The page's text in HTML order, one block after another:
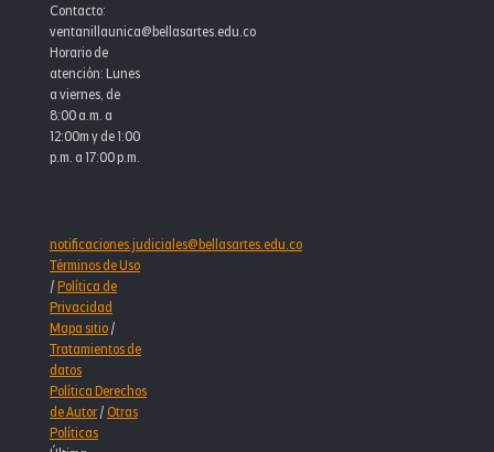
Contacto:
ventanillaunica@bellasartes.edu.co
Horario de
atención: Lunes
a viernes, de
8:00 a.m. a
12:00m y de 1:00
p.m. a 17:00 p.m.
notificaciones.judiciales@bellasartes.edu.co
Términos de Uso
/Política de
Privacidad
Mapa sitio/
Tratamientos de
datos
Política Derechos
de Autor/Otras
Políticas